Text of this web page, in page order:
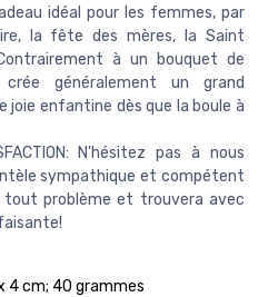
idéal pour les femmes, par
la fête des mères, la Saint
à un bouquet de
généralement un grand
joie enfantine dès que la boule à
N'hésitez pas à nous
sympathique et compétent
problème et trouvera avec
x 4 cm; 40 grammes